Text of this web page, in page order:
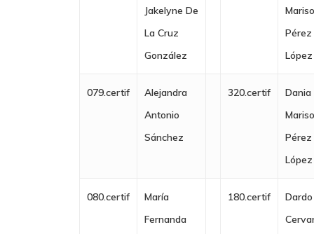
Jakelyne De
La Cruz
González
Pérez
López
079.certif
Alejandra
Antonio
Sánchez
320.certif
Dania
Pérez
López
080.certif
María
Fernanda
180.certif
Dardo